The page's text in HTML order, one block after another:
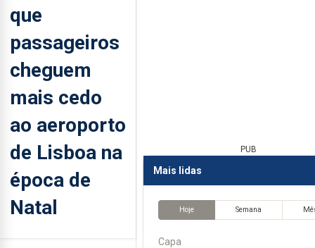
que
passageiros
cheguem
mais cedo
ao aeroporto
de Lisboa na
época de
Natal
PUB
Mais lidas
Hoje Semana
Capa